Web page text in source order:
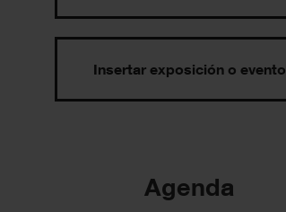
Insertar exposición o evento
Agenda